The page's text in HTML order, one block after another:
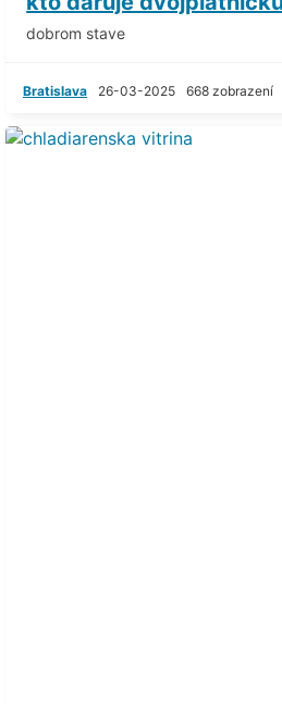
dobrom stave
Bratislava 26-03-2025 668 zobrazení